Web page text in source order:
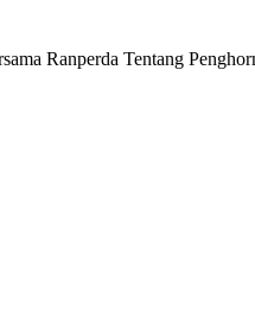
Ranperda Tentang